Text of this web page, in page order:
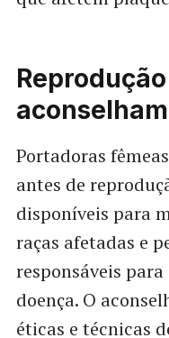
Portadoras
antes de
disponíveis para
raças afetadas e
responsáveis
doença. O
éticas e técnicas